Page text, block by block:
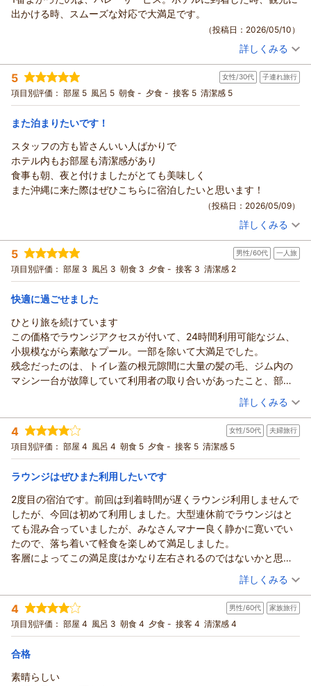
出かける時、スムーズな対応で大満足です。
（投稿日：2026/05/10）
投稿者： ミッチーさん(女性/60代)
宿泊プラン： 【じゃらん限定！特別価格】期間限定！最上階プレミアラウン
ジアクセス付！さらに朝食もついてお得♪
ツイン 朝のみ
宿泊価格帯： 15,001～16,000円(大人一人あたり/税込)
詳しくみる
5 女性/30代 子連れ旅行
項目別評価： 部屋 5 風呂 5 朝食 - 夕食 - 接客 5 清潔感 5
また泊まりたいです！
スタッフの方も皆さんいい人ばかりで
ホテル内もお部屋も清潔感があり
食事も朝、夜と付けましたがとても美味しく
また沖縄に来た際はぜひこちらに宿泊したいと思います！
（投稿日：2026/05/09）
投稿者： aさん(女性/30代)
宿泊プラン： 【じゃらんスペシャルウィーク】＜早期割＞さらにポイント
10%付！30日前の予約限定！/素泊まり
ツイン 食事なし
宿泊価格帯： 10,001～11,000円(大人一人あたり/税込)
詳しくみる
5 男性/60代 一人旅
項目別評価： 部屋 3 風呂 3 朝食 3 夕食 - 接客 3 清潔感 2
快適に過ごせました
ひとり旅を続けています
この価格でラウンジアクセスが付いて、24時間利用可能なジム、
小規模ながら素敵なプール。一部を除いて大満足でした。
残念だったのは、トイレ蓋の根元隙間に大量の髪の毛、ジム内の
マシン一台が故障していて利用者の取り合いがあったこと、部屋
（投稿日：2026/05/08）
宿泊時期： 2026年05月宿泊 (一人旅)
投稿者： つっじーさん
宿泊プラン： 【じゃらんスペシャルウィーク】＜早期割＞さらにポイント
10％付！天空のラウンジで過ごす大人旅。
ツイン 朝のみ
宿泊価格帯： 19,001～20,000円(大人一人あたり/税込)
詳しくみる
4 女性/50代 夫婦旅行
項目別評価： 部屋 4 風呂 4 朝食 5 夕食 - 接客 5 清潔感 5
ラウンジはぜひまた利用したいです
2度目の宿泊です。前回は到着時間が遅くラウンジ利用しませんで
したが、今回は初めて利用しました。大型連休前でラウンジはと
ても混み合っていましたが、みなさんマナー良く静かに寛いでい
たので、落ち着いて軽食を楽しめて満足しました。
客層によってこの満足度はかなり左右されるのではないかと思う
ので、今回はラッキーでした。また、スタッフの皆さんの対応も
にこやかでキビキビしておられ、ラウンジメニュー、朝食ともに
美味しくいただけたので、那覇宿泊なら次回もこちらを利用した
いと思います。お世話になりました。
（投稿日：2026/05/04）
宿泊時期： 2026年04月宿泊 (夫婦旅行)
投稿者： えみろんさん
宿泊プラン： 【じゃらんのお得な10日間】30日前限定最大15％OFF！最上
階ラウンジで過ごす大人旅☆朝食ブッフェ付！
ツイン 朝のみ
宿泊価格帯：
詳しくみる
4 男性/60代 家族旅行
項目別評価： 部屋 4 風呂 3 朝食 4 夕食 - 接客 4 清潔感 4
合格
素晴らしい